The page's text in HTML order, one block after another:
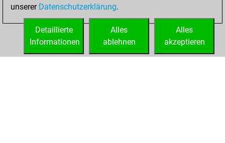
You created
your Fritz account
unserer Datenschutzerklärung.
Alles
akzeptieren
Alles
ablehnen
Detaillierte
Informationen